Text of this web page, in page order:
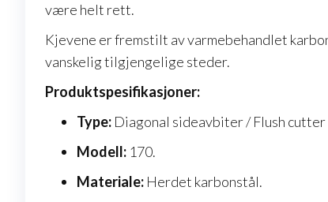
være helt rett.
Kjevene er fremstilt av varmebehandlet
vanskelig tilgjengelige steder.
Produktspesifikasjoner:
Type: Diagonal sideavbiter / Flush
Modell: 170.
Materiale: Herdet karbonstål.